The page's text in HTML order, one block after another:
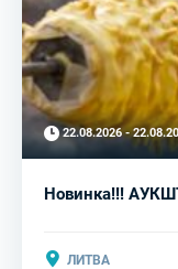
22.08.2026 -
Новинка!!!
ЛИТВА